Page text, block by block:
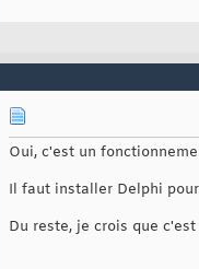
Oui, c'est un
Il faut installer Delphi
Du reste, je crois que